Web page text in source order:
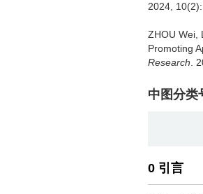
2024,
ZHOU Wei,
Promoting
Research .
中图分类
0 引言